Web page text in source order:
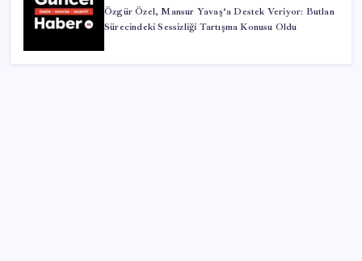
Özgür Özel, Mansur Yavaş’a Destek Veriyor: Butlan
Sürecindeki Sessizliği Tartışma Konusu Oldu